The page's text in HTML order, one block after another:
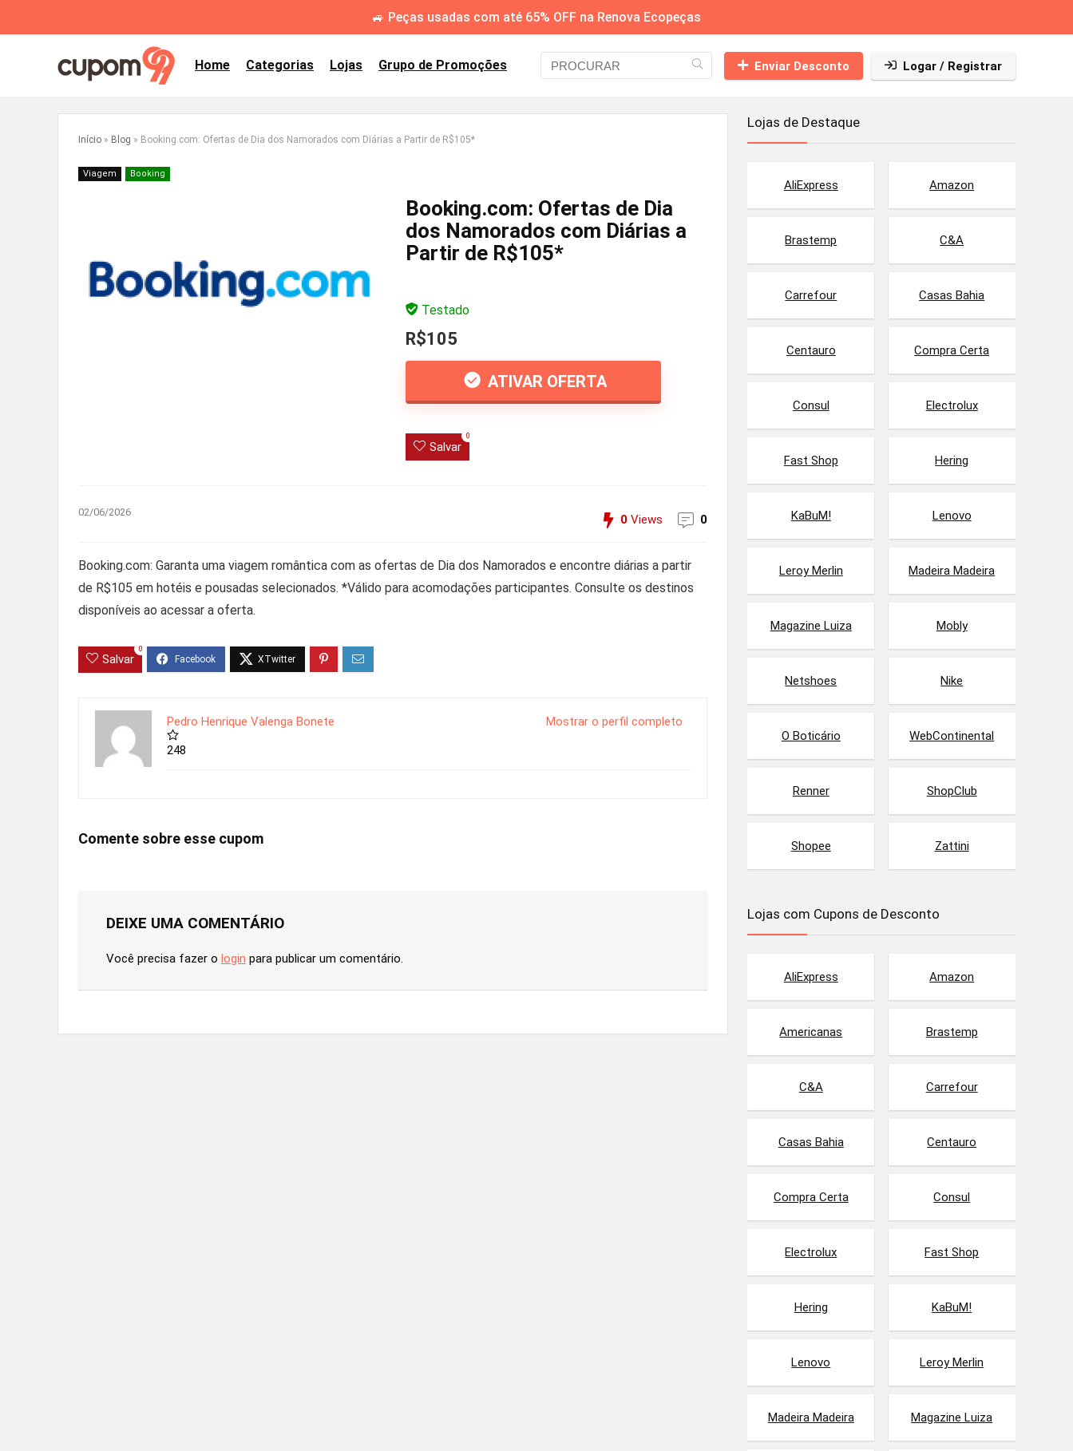
🚙 Peças usadas com até 65% OFF na Renova Ecopeças
Home Categorias Lojas Grupo de Promoções Enviar Desconto Logar / Registrar
Início » Blog » Booking.com: Ofertas de Dia dos Namorados com Diárias a Partir de R$105*
Viagem Booking
Booking.com: Ofertas de Dia
dos Namorados com Diárias a
Partir de R$105*
Testado
R$105
ATIVAR OFERTA
Salvar
0
02/06/2026
0 Views 0
Booking.com: Garanta uma viagem romântica com as ofertas de Dia dos Namorados e encontre diárias a partir
de R$105 em hotéis e pousadas selecionados. *Válido para acomodações participantes. Consulte os destinos
disponíveis ao acessar a oferta.
Salvar
0
Mostrar o perfil completo
Pedro Henrique Valenga Bonete
248
Comente sobre esse cupom
DEIXE UMA COMENTÁRIO
Você precisa fazer o login para publicar um comentário.
Lojas de Destaque
AliExpress Amazon
Brastemp C&A
Carrefour Casas Bahia
Centauro Compra Certa
Consul Electrolux
Fast Shop Hering
KaBuM! Lenovo
Leroy Merlin Madeira Madeira
Magazine Luiza Mobly
Netshoes Nike
O Boticário WebContinental
Renner ShopClub
Shopee Zattini
Lojas com Cupons de Desconto
AliExpress Amazon
Americanas Brastemp
C&A Carrefour
Casas Bahia Centauro
Compra Certa Consul
Electrolux Fast Shop
Hering KaBuM!
Lenovo Leroy Merlin
Madeira Madeira Magazine Luiza